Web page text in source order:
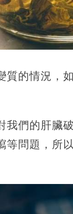
質的情況，
們的肝臟
問題，所